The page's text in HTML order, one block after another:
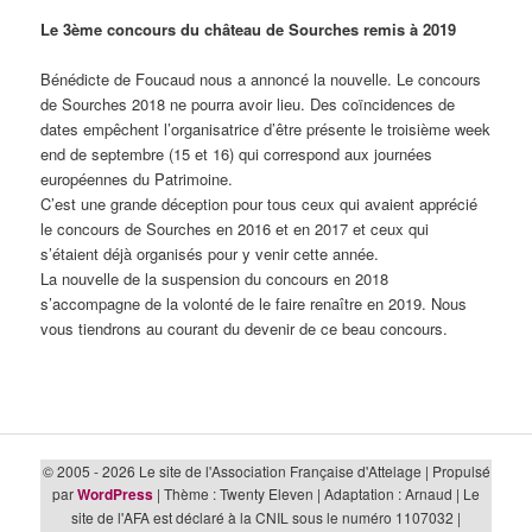
Le 3ème concours du château de Sourches remis à 2019
Bénédicte de Foucaud nous a annoncé la nouvelle. Le concours
de Sourches 2018 ne pourra avoir lieu. Des coïncidences de
dates empêchent l’organisatrice d’être présente le troisième week
end de septembre (15 et 16) qui correspond aux journées
européennes du Patrimoine.
C’est une grande déception pour tous ceux qui avaient apprécié
le concours de Sourches en 2016 et en 2017 et ceux qui
s’étaient déjà organisés pour y venir cette année.
La nouvelle de la suspension du concours en 2018
s’accompagne de la volonté de le faire renaître en 2019. Nous
vous tiendrons au courant du devenir de ce beau concours.
© 2005 - 2026 Le site de l'Association Française d'Attelage | Propulsé
parWordPress | Thème : Twenty Eleven | Adaptation : Arnaud | Le
site de l'AFA est déclaré à la CNIL sous le numéro 1107032 |